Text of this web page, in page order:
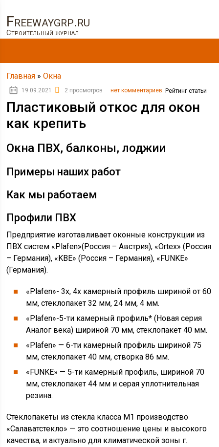
Freewaygrp.ru
Строительный журнал
Главная »Окна
19.09.2021 2 просмотров нет комментариев Рейтинг статьи
Пластиковый откос для окон
как крепить
Окна ПВХ, балконы, лоджии
Примеры наших работ
Как мы работаем
Профили ПВХ
Предприятие изготавливает оконные конструкции из
ПВХ систем «Plafen»(Россия – Австрия), «Ortex» (Россия
– Германия), «KBE» (Россия – Германия), «FUNKE»
(Германия).
«Plafen»- 3х, 4х камерный профиль шириной от 60
мм, стеклопакет 32 мм, 24 мм, 4 мм.
«Plafen»-5-ти камерный профиль* (Новая серия
Аналог века) шириной 70 мм, стеклопакет 40 мм.
«Plafen» — 6-ти камерный профиль шириной 75
мм, стеклопакет 40 мм, створка 86 мм.
«FUNKE» — 5-ти камерный профиль, шириной 70
мм, стеклопакет 44 мм и серая уплотнительная
резина.
Стеклопакеты из стекла класса М1 производство
«Салаватстекло» — это соотношение цены и высокого
качества, и актуально для климатической зоны г.